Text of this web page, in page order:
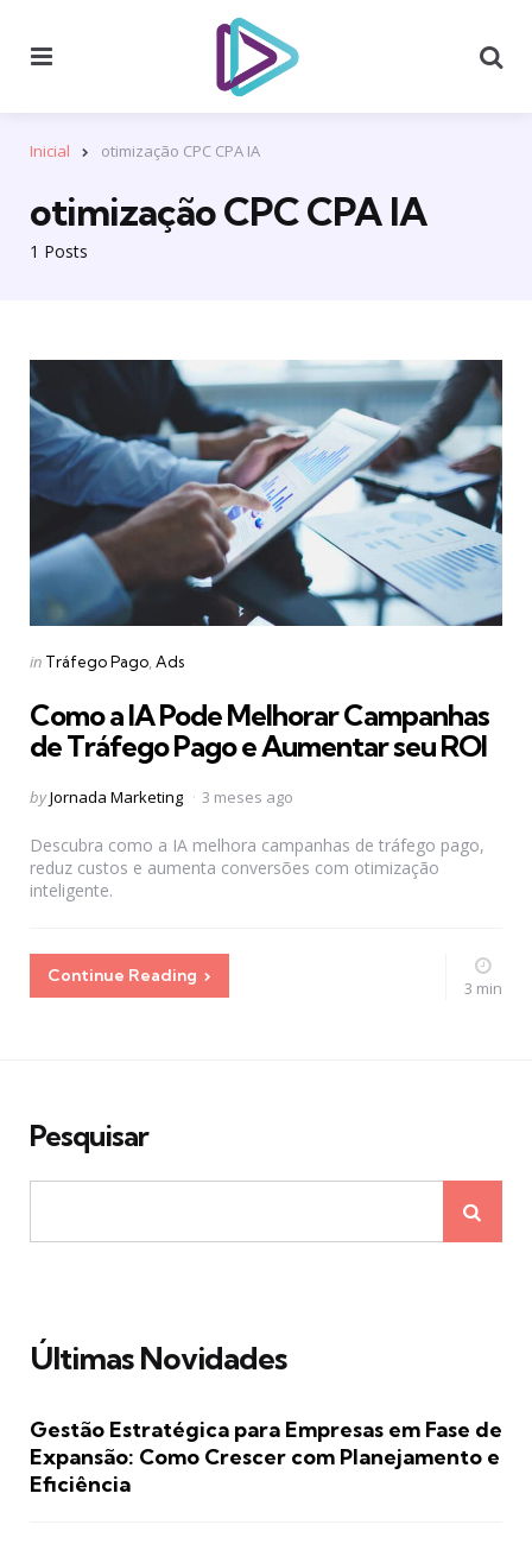
Inicial otimização CPC CPA IA
1 Posts
otimização CPC CPA IA
Categories
Posted
in Tráfego Pago Ads
Como a IA Pode Melhorar Campanhas
de Tráfego Pago e Aumentar seu ROI
Posted
byJornada Marketing 3 meses ago
Descubra como a IA melhora campanhas de tráfego pago,
reduz custos e aumenta conversões com otimização
inteligente.
Continue Reading
3 min
Pesquisar
Últimas Novidades
Gestão Estratégica para Empresas em Fase de
Expansão: Como Crescer com Planejamento e
Eficiência